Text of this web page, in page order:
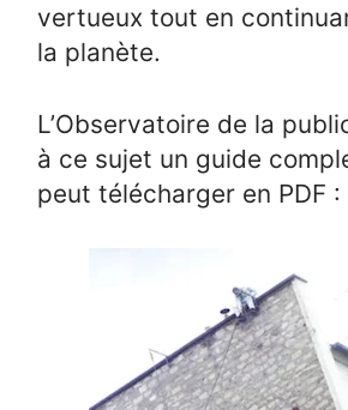
vertueux tout en
la planète.
L’Observatoire de la
à ce sujet un guide
peut télécharger en PDF :